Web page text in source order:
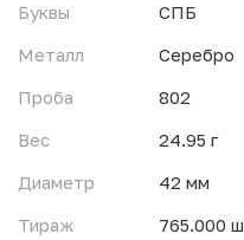
Буквы
СПБ
Металл
Серебро
Проба
802
Вес
24.95 г
Диаметр
42 мм
Тираж
765.000